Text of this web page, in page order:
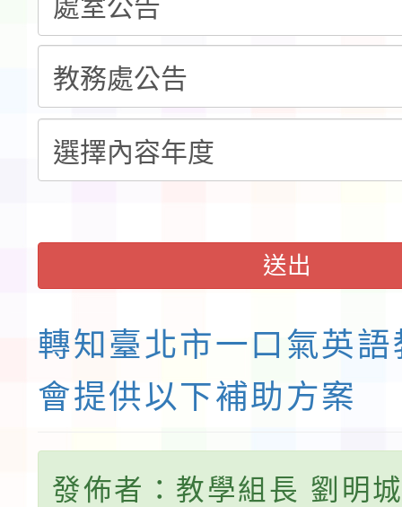
程安排一案
「桃園市補助參觀特色
展演活動實施計畫」
請一案
送出
轉知臺北市一口氣英
會提供以下補助方案
發佈者：教學組長 劉明